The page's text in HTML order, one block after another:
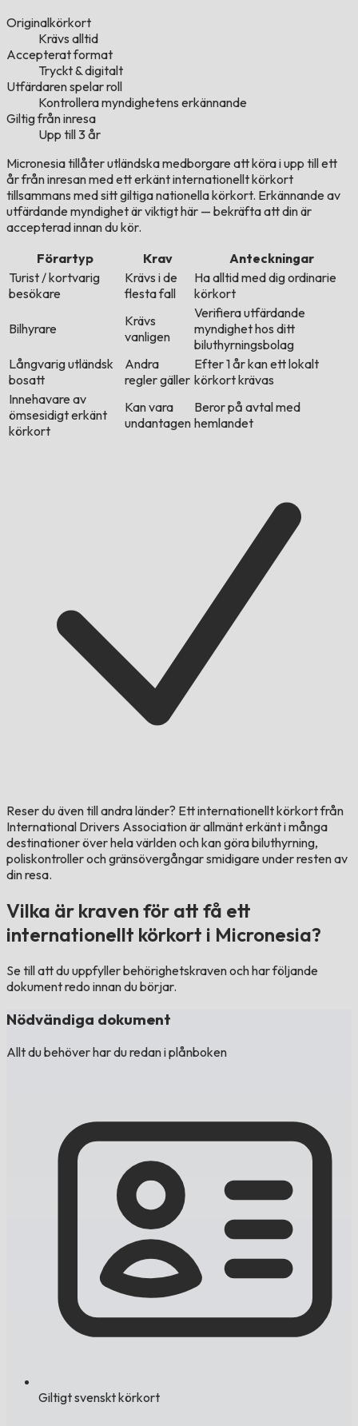
Originalkörkort
Krävs alltid
Accepterat format
Tryckt & digitalt
Utfärdaren spelar roll
Kontrollera myndighetens erkännande
Giltig från inresa
Upp till 3 år
Micronesia tillåter utländska medborgare att köra i upp till ett
år från inresan med ett erkänt internationellt körkort
tillsammans med sitt giltiga nationella körkort. Erkännande av
utfärdande myndighet är viktigt här — bekräfta att din är
accepterad innan du kör.
Förartyp
Krav
Anteckningar
Turist / kortvarig
besökare
Krävs i de
flesta fall
Ha alltid med dig ordinarie
körkort
Bilhyrare
Krävs
vanligen
Verifiera utfärdande
myndighet hos ditt
biluthyrningsbolag
Långvarig utländsk
bosatt
Andra
regler gäller
Efter 1 år kan ett lokalt
körkort krävas
Innehavare av
ömsesidigt erkänt
körkort
Kan vara
undantagen
Beror på avtal med
hemlandet
Reser du även till andra länder? Ett internationellt körkort från
International Drivers Association är allmänt erkänt i många
destinationer över hela världen och kan göra biluthyrning,
poliskontroller och gränsövergångar smidigare under resten av
din resa.
Vilka är kraven för att få ett
internationellt körkort i Micronesia?
Se till att du uppfyller behörighetskraven och har följande
dokument redo innan du börjar.
Nödvändiga dokument
Allt du behöver har du redan i plånboken
Giltigt svenskt körkort